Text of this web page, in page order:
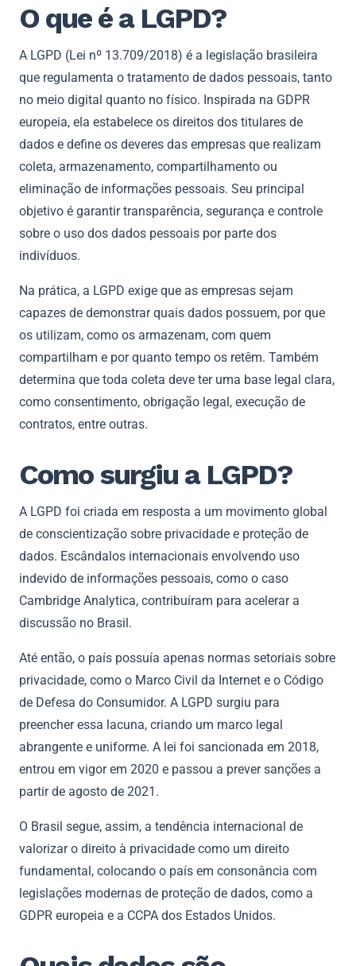
O que é a LGPD?
A LGPD (Lei nº 13.709/2018) é a legislação brasileira
que regulamenta o tratamento de dados pessoais, tanto
no meio digital quanto no físico. Inspirada na GDPR
europeia, ela estabelece os direitos dos titulares de
dados e define os deveres das empresas que realizam
coleta, armazenamento, compartilhamento ou
eliminação de informações pessoais. Seu principal
objetivo é garantir transparência, segurança e controle
sobre o uso dos dados pessoais por parte dos
indivíduos.
Na prática, a LGPD exige que as empresas sejam
capazes de demonstrar quais dados possuem, por que
os utilizam, como os armazenam, com quem
compartilham e por quanto tempo os retêm. Também
determina que toda coleta deve ter uma base legal clara,
como consentimento, obrigação legal, execução de
contratos, entre outras.
Como surgiu a LGPD?
A LGPD foi criada em resposta a um movimento global
de conscientização sobre privacidade e proteção de
dados. Escândalos internacionais envolvendo uso
indevido de informações pessoais, como o caso
Cambridge Analytica, contribuíram para acelerar a
discussão no Brasil.
Até então, o país possuía apenas normas setoriais sobre
privacidade, como o Marco Civil da Internet e o Código
de Defesa do Consumidor. A LGPD surgiu para
preencher essa lacuna, criando um marco legal
abrangente e uniforme. A lei foi sancionada em 2018,
entrou em vigor em 2020 e passou a prever sanções a
partir de agosto de 2021.
O Brasil segue, assim, a tendência internacional de
valorizar o direito à privacidade como um direito
fundamental, colocando o país em consonância com
legislações modernas de proteção de dados, como a
GDPR europeia e a CCPA dos Estados Unidos.